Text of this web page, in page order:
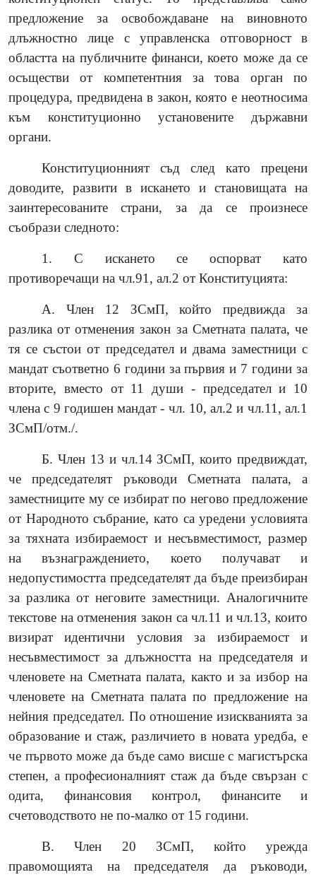
предложение за освобождаване на виновното
длъжностно лице с управленска отговорност в
областта на публичните финанси, което може да се
осъществи от компетентния за това орган по
процедура, предвидена в закон, която е неотносима
към конституционно установените държавни
органи.
Конституционният съд след като прецени
доводите, развити в искането и становищата на
заинтересованите страни, за да се произнесе
съобрази следното:
1. С искането се оспорват като
противоречащи на чл.91, ал.2 от Конституцията:
А. Член 12 ЗСмП, който предвижда за
разлика от отменения закон за Сметната палата, че
тя се състои от председател и двама заместници с
мандат съответно 6 години за първия и 7 години за
вторите, вместо от 11 души - председател и 10
члена с 9 годишен мандат - чл. 10, ал.2 и чл.11, ал.1
ЗСмП/отм./.
Б. Член 13 и чл.14 ЗСмП, които предвиждат,
че председателят ръководи Сметната палата, а
заместниците му се избират по негово предложение
от Народното събрание, като са уредени условията
за тяхната избираемост и несъвместимост, размер
на възнаграждението, което получават и
недопустимостта председателят да бъде преизбиран
за разлика от неговите заместници. Аналогичните
текстове на отменения закон са чл.11 и чл.13, които
визират идентични условия за избираемост и
несъвместимост за длъжността на председателя и
членовете на Сметната палата, както и за избор на
членовете на Сметната палата по предложение на
нейния председател. По отношение изискванията за
образование и стаж, различието в новата уредба, е
че първото може да бъде само висше с магистърска
степен, а професионалният стаж да бъде свързан с
одита, финансовия контрол, финансите и
счетоводството не по-малко от 15 години.
В. Член 20 ЗСмП, който урежда
правомощията на председателя да ръководи,